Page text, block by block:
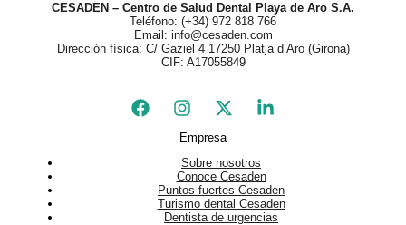
CESADEN – Centro de Salud Dental Playa de Aro S.A.
Teléfono: (+34) 972 818 766
Email: info@cesaden.com
Dirección física: C/ Gaziel 4 17250 Platja d’Aro (Girona)
CIF: A17055849
Empresa
Sobre nosotros
Conoce Cesaden
Puntos fuertes Cesaden
Turismo dental Cesaden
Dentista de urgencias